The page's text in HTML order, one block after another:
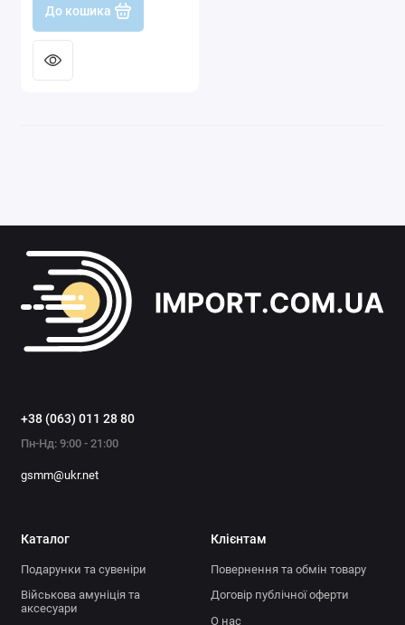
До кошика
+38 (063) 011 28 80
Пн-Нд: 9:00 - 21:00
gsmm@ukr.net
Каталог
Подарунки та сувеніри
Військова амуніція та
аксесуари
Клієнтам
Повернення та обмін товару
Договір публічної оферти
О нас